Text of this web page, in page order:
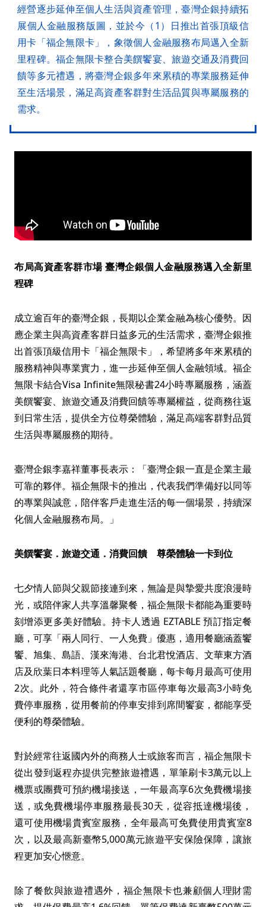
經營逐步延伸至個人生活與資產管理，臺灣企銀持續拓
展個人金融服務版圖，並於今（1）日推出首張頂級信
用卡「福企無限卡」，象徵個人金融服務布局邁入全新
里程碑。福企無限卡整合美饌饗宴、旅遊交通及消費回
饋等多元禮遇，將臺灣企銀多年來累積的專業服務延伸
至生活場景，滿足高資產客群對生活品質與專屬服務的
需求。
布局高資產客群市場 臺灣企銀個人金融服務邁入全新里
程碑
成立逾百年的臺灣企銀，長期以企業金融為核心優勢。因
應企業主與高資產客群日益多元的生活需求，臺灣企銀推
出首張頂級信用卡「福企無限卡」，希望將多年來累積的
服務精神與專業實力，進一步延伸至個人金融領域。福企
無限卡結合Visa Infinite無限秘書24小時專屬服務，涵蓋
美饌饗宴、旅遊交通及消費回饋等專屬權益，從商務往返
到日常生活，提供全方位尊榮體驗，滿足高端客群對品質
生活與專屬服務的期待。
臺灣企銀李嘉祥董事長表示：「臺灣企銀一直是企業主最
可靠的夥伴。福企無限卡的推出，代表我們準備好以同等
的專業與誠意，陪伴客戶走進生活的每一個場景，持續深
化個人金融服務布局。」
美饌饗宴．旅遊交通．消費回饋 尊榮體驗一卡到位
七夕情人節與父親節接連到來，無論是與摯愛共度浪漫時
光，或陪伴家人共享溫馨聚餐，福企無限卡都能為重要時
刻增添更多美好體驗。持卡人透過 EZTABLE 預訂指定餐
廳，可享「兩人同行、一人免費」優惠，適用餐廳涵蓋饗
饗、旭集、島語、漢來海港、台北君悅酒店、文華東方酒
店及欣葉日本料理等人氣話題餐廳，每卡每月最高可使用
2次。此外，符合條件者還享市區停車每次最高3小時免
費停車服務，從用餐前的停車安排到席間饗宴，都能享受
便利的尊榮體驗。
對於經常往返國內外的商務人士或旅客而言，福企無限卡
從出發到返程亦提供完整旅遊禮遇，單筆刷卡3萬元以上
機票或團費可預約機場接送，一年最高享6次免費機場接
送，或免費機場停車服務最長30天，從容抵達機場後，
還可使用機場貴賓室服務，全年最高可免費使用貴賓室8
次，以及最高新臺幣5,000萬元旅遊平安保險保障，讓旅
程更加安心愜意。
除了餐飲與旅遊禮遇外，福企無限卡也兼顧個人理財需